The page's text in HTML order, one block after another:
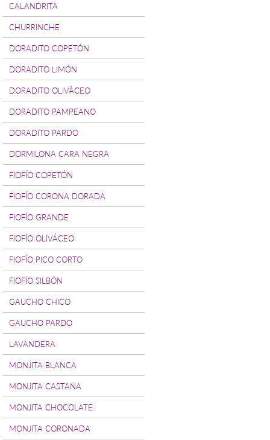
CALANDRITA
CHURRINCHE
DORADITO COPETÓN
DORADITO LIMÓN
DORADITO OLIVÁCEO
DORADITO PAMPEANO
DORADITO PARDO
DORMILONA CARA NEGRA
FIOFÍO COPETÓN
FIOFÍO CORONA DORADA
FIOFÍO GRANDE
FIOFÍO OLIVÁCEO
FIOFÍO PICO CORTO
FIOFÍO SILBÓN
GAUCHO CHICO
GAUCHO PARDO
LAVANDERA
MONJITA BLANCA
MONJITA CASTAÑA
MONJITA CHOCOLATE
MONJITA CORONADA